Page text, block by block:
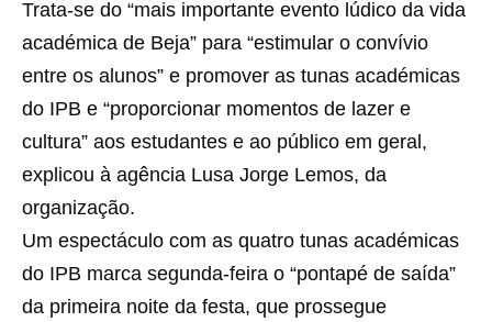
Trata-se do “mais importante evento lúdico da vida
académica de Beja” para “estimular o convívio
entre os alunos” e promover as tunas académicas
do IPB e “proporcionar momentos de lazer e
cultura” aos estudantes e ao público em geral,
explicou à agência Lusa Jorge Lemos, da
organização.
Um espectáculo com as quatro tunas académicas
do IPB marca segunda-feira o “pontapé de saída”
da primeira noite da festa, que prossegue